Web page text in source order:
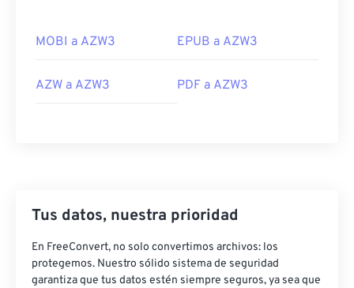
MOBI a AZW3 EPUB a AZW3
AZW a AZW3 PDF a AZW3
Tus datos, nuestra prioridad
En FreeConvert, no solo convertimos archivos: los
protegemos. Nuestro sólido sistema de seguridad
garantiza que tus datos estén siempre seguros, ya sea que